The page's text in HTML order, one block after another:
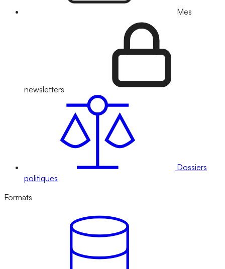
Mes
newsletters
Dossiers
politiques
Formats